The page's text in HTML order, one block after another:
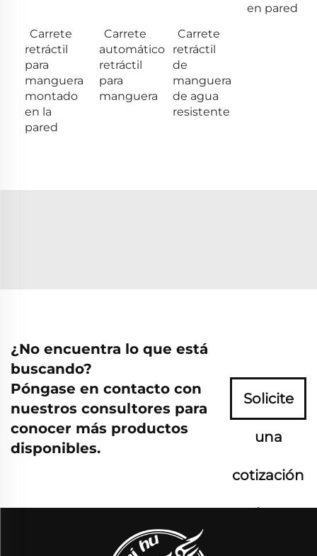
en pared
Carrete
retráctil
para
manguera
montado
en la
pared
Carrete
automático
retráctil
para
manguera
Carrete
retráctil
de
manguera
de agua
resistente
¿No encuentra lo que está
buscando?
Póngase en contacto con
nuestros consultores para
conocer más productos
disponibles.
Solicite
una
cotización
ahora